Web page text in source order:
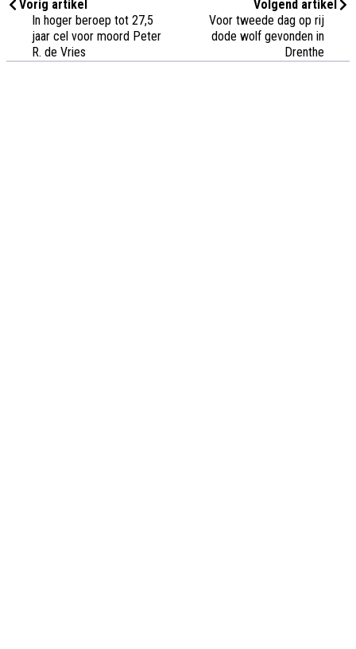
Vorig artikel
In hoger beroep tot 27,5
jaar cel voor moord Peter
R. de Vries
Volgend artikel
Voor tweede dag op rij
dode wolf gevonden in
Drenthe